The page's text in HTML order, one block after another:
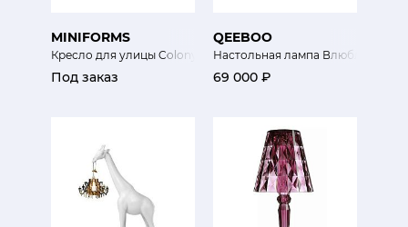
MINIFORMS
Кресло для улицы Colony
Под заказ
QEEBOO
Настольная лампа Влюбленный
69 000 ₽